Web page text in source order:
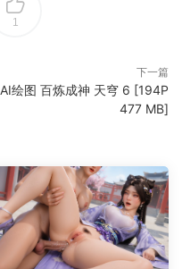
1
下一篇
‎‎AI绘图 百炼成神 天穹 6 [194P
477 MB]